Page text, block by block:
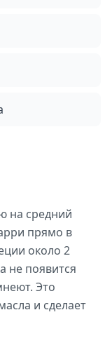
на средний
прямо в
около 2
не появится
Это
и сделает